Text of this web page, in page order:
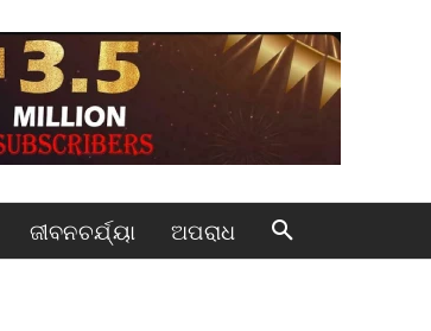
ଜୀବନଚର୍ଯ୍ୟା ଅପରାଧ